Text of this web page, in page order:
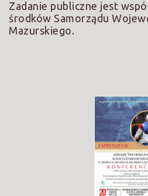
Zadanie publiczne jest
środków Samorządu
Mazurskiego.